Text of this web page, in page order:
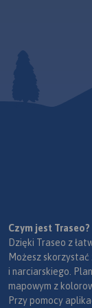
Czym jest Traseo?
Dzięki Traseo z
Możesz
i narciarskiego.
mapowym z
Przy pomocy